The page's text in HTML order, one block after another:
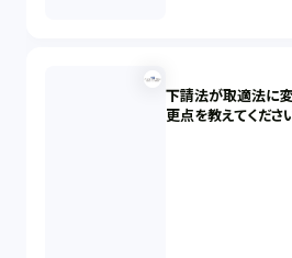
下請法が取適法に
更点を教えてくださ